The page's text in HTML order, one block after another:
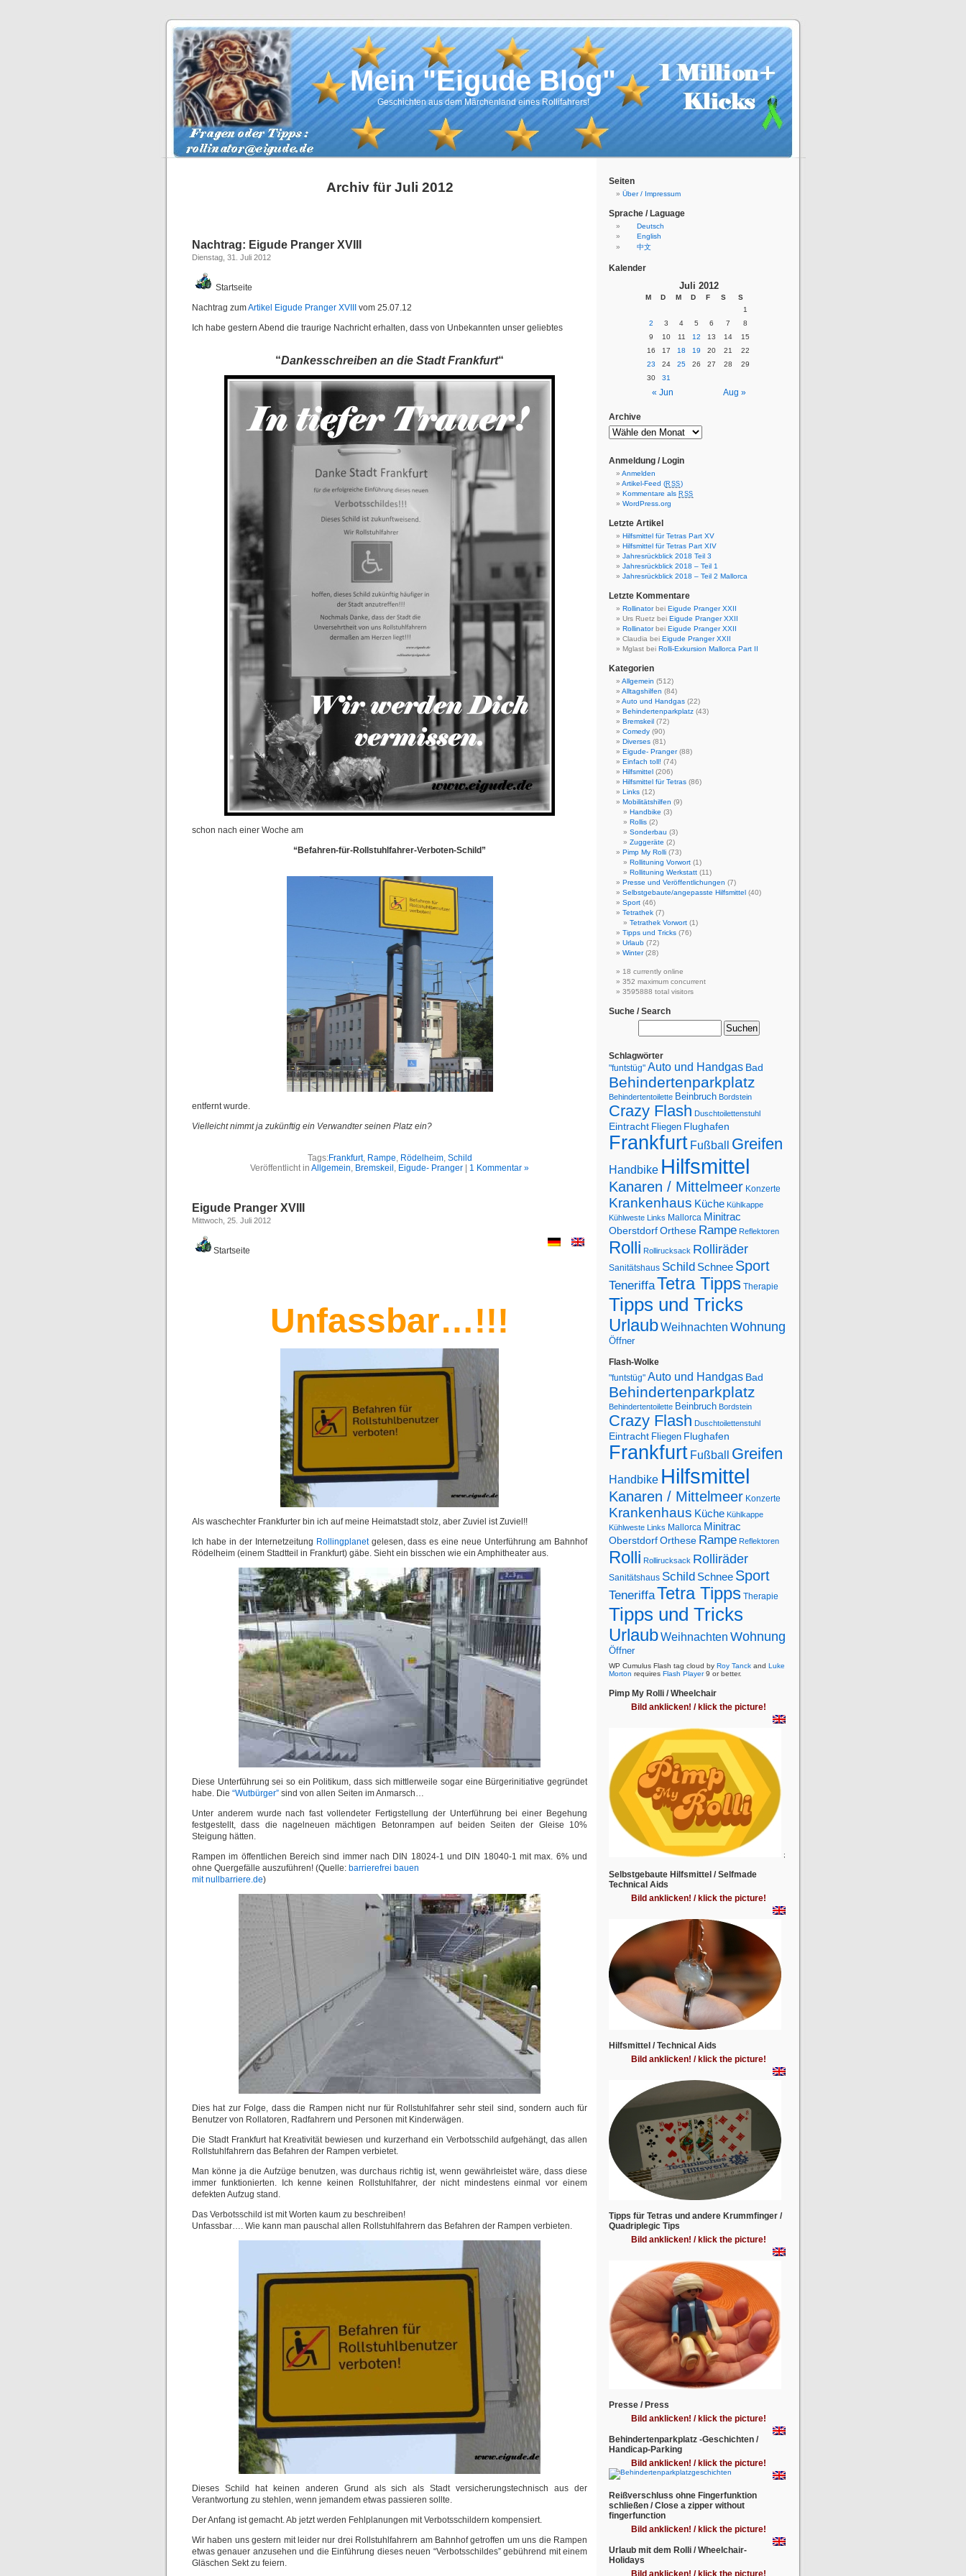
Mein "Eigude Blog"
Geschichten aus dem Märchenland eines Rollifahrers!
Archiv für Juli 2012
Nachtrag: Eigude Pranger XVIII
Dienstag, 31. Juli 2012
Startseite
Nachtrag zumArtikel Eigude Pranger XVIII vom 25.07.12
Ich habe gestern Abend die traurige Nachricht erhalten, dass von Unbekannten unser geliebtes
“Dankesschreiben an die Stadt Frankfurt“
schon nach einer Woche am
“Befahren-für-Rollstuhlfahrer-Verboten-Schild”
entfernt wurde.
Vielleicht nimmt ja zukünftig ein Verwandter seinen Platz ein?
Tags:Frankfurt, Rampe, Rödelheim, Schild
Veröffentlicht in Allgemein, Bremskeil , Eigude- Pranger 1 Kommentar »
Eigude Pranger XVIII
Mittwoch, 25. Juli 2012
Startseite
Unfassbar…!!!
Als waschechter Frankfurter bin ich auf meine Heimatstadt stolz, aber Zuviel ist Zuviel!!
Ich habe in der Internetzeitung Rollingplanet gelesen, dass es eine neue Unterführung am Bahnhof
Rödelheim (einem Stadtteil in Frankfurt) gäbe. Sieht ein bisschen wie ein Amphitheater aus.
Diese Unterführung sei so ein Politikum, dass sich mittlerweile sogar eine Bürgerinitiative gegründet
habe. Die “Wutbürger” sind von allen Seiten im Anmarsch…
Unter anderem wurde nach fast vollendeter Fertigstellung der Unterführung bei einer Begehung
festgestellt, dass die nagelneuen mächtigen Betonrampen auf beiden Seiten der Gleise 10%
Steigung hätten.
Rampen im öffentlichen Bereich sind immer nach DIN 18024-1 und DIN 18040-1 mit max. 6% und
ohne Quergefälle auszuführen! (Quelle: barrierefrei bauen
mit nullbarriere.de)
Dies hat zur Folge, dass die Rampen nicht nur für Rollstuhlfahrer sehr steil sind, sondern auch für
Benutzer von Rollatoren, Radfahrern und Personen mit Kinderwägen.
Die Stadt Frankfurt hat Kreativität bewiesen und kurzerhand ein Verbotsschild aufgehängt, das allen
Rollstuhlfahrern das Befahren der Rampen verbietet.
Man könne ja die Aufzüge benutzen, was durchaus richtig ist, wenn gewährleistet wäre, dass diese
immer funktionierten. Ich kenne keinen Rollstuhlfahrer, der nicht mindestens einmal vor einem
defekten Aufzug stand.
Das Verbotsschild ist mit Worten kaum zu beschreiben!
Unfassbar…. Wie kann man pauschal allen Rollstuhlfahrern das Befahren der Rampen verbieten.
Dieses Schild hat keinen anderen Grund als sich als Stadt versicherungstechnisch aus der
Verantwortung zu stehlen, wenn jemandem etwas passieren sollte.
Der Anfang ist gemacht. Ab jetzt werden Fehlplanungen mit Verbotsschildern kompensiert.
Wir haben uns gestern mit leider nur drei Rollstuhlfahrern am Bahnhof getroffen um uns die Rampen
etwas genauer anzusehen und die Einführung dieses neuen “Verbotsschildes” gebührend mit einem
Gläschen Sekt zu feiern.
Seiten
Über / Impressum
Sprache / Laguage
Deutsch
English
中文
Kalender
Juli 2012
M D M D F S S
« Jun Aug »
1
2
3 4 5 6 7
8
9
10 11 12 13 14
15
16
17 18 19 20 21
22
23
24 25 26 27 28
29
30
31
Archive
Anmeldung / Login
Anmelden
Artikel-Feed (RSS)
Kommentare als RSS
WordPress.org
Letzte Artikel
Hilfsmittel für Tetras Part XV
Hilfsmittel für Tetras Part XIV
Jahresrückblick 2018 Teil 3
Jahresrückblick 2018 – Teil 1
Jahresrückblick 2018 – Teil 2 Mallorca
Letzte Kommentare
Rollinatorbei Eigude Pranger XXII
Urs Ruetz bei Eigude Pranger XXII
Rollinatorbei Eigude Pranger XXII
Claudia bei Eigude Pranger XXII
Mglast bei Rolli-Exkursion Mallorca Part II
Kategorien
Allgemein (512)
Alltagshilfen (84)
Auto und Handgas (22)
Behindertenparkplatz (43)
Bremskeil (72)
Comedy (90)
Diverses (81)
Eigude- Pranger(88)
Einfach toll! (74)
Hilfsmittel (206)
Hilfsmittel für Tetras (86)
Links (12)
Mobilitätshilfen (9)
Handbike (3)
Rollis (2)
Sonderbau (3)
Zuggeräte (2)
Pimp My Rolli (73)
Rollituning Vorwort (1)
Rollituning Werkstatt (11)
Presse und Veröffentlichungen (7)
Selbstgebaute/angepasste Hilfsmittel (40)
Sport (46)
Tetrathek (7)
Tetrathek Vorwort (1)
Tipps und Tricks (76)
Urlaub (72)
Winter(28)
18 currently online
352 maximum concurrent
3595888 total visitors
Suche / Search
Schlagwörter
"funtstüg" Auto und Handgas Bad
Behindertenparkplatz
Behindertentoilette Beinbruch Bordstein
Crazy Flash Duschtoilettenstuhl
Eintracht Fliegen Flughafen
Frankfurt Fußball Greifen
Handbike Hilfsmittel
Kanaren / Mittelmeer Konzerte
Krankenhaus Küche Kühlkappe
Kühlweste Links Mallorca Minitrac
OberstdorfOrthese Rampe Reflektoren
Rolli Rollirucksack Rolliräder
Sanitätshaus Schild Schnee Sport
TeneriffaTetra Tipps Therapie
Tipps und Tricks
UrlaubWeihnachten Wohnung
Öffner
Flash-Wolke
"funtstüg" Auto und Handgas Bad
Behindertenparkplatz
Behindertentoilette Beinbruch Bordstein
Crazy Flash Duschtoilettenstuhl
Eintracht Fliegen Flughafen
Frankfurt Fußball Greifen
Handbike Hilfsmittel
Kanaren / Mittelmeer Konzerte
Krankenhaus Küche Kühlkappe
Kühlweste Links Mallorca Minitrac
OberstdorfOrthese Rampe Reflektoren
Rolli Rollirucksack Rolliräder
Sanitätshaus Schild Schnee Sport
TeneriffaTetra Tipps Therapie
Tipps und Tricks
UrlaubWeihnachten Wohnung
Öffner
WP Cumulus Flash tag cloud by Roy Tanck and Luke
Morton requires Flash Player9 or better.
Pimp My Rolli / Wheelchair
Bild anklicken! / klick the picture!
;
Selbstgebaute Hilfsmittel / Selfmade
Technical Aids
Bild anklicken! / klick the picture!
Hilfsmittel / Technical Aids
Bild anklicken! / klick the picture!
Tipps für Tetras und andere Krummfinger /
Quadriplegic Tips
Bild anklicken! / klick the picture!
Presse / Press
Bild anklicken! / klick the picture!
Behindertenparkplatz -Geschichten /
Handicap-Parking
Bild anklicken! / klick the picture!
Reißverschluss ohne Fingerfunktion
schließen / Close a zipper without
fingerfunction
Bild anklicken! / klick the picture!
Urlaub mit dem Rolli / Wheelchair-
Holidays